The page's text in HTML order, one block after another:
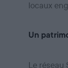
locaux
Un
Le réseau